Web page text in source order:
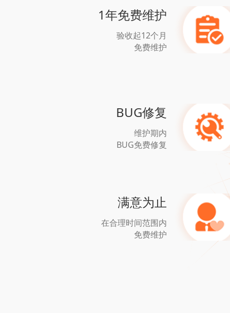
1年免费维护
验收起12个月
免费维护
BUG修复
维护期内
BUG免费修复
满意为止
在合理时间范围内
免费维护